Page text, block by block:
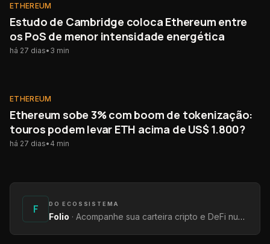
ETHEREUM
ETHEREUM
Estudo de Cambridge coloca Ethereum entre
os PoS de menor intensidade energética
há 27 dias• 3 min
ETHEREUM
ETHEREUM
Ethereum sobe 3% com boom de tokenização:
touros podem levar ETH acima de US$ 1.800?
há 27 dias• 4 min
F DO ECOSSISTEMA
Folio · Acompanhe sua carteira cripto e DeFi num só lugar — saldos, rendimentos e protocolos.